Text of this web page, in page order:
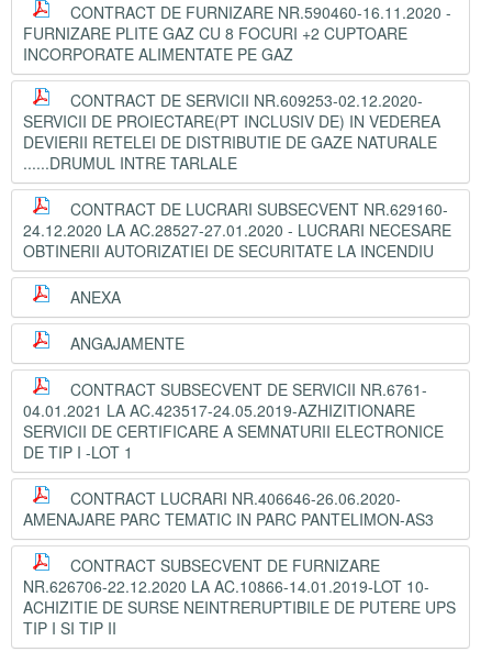
CONTRACT DE FURNIZARE NR.590460-16.11.2020 -
FURNIZARE PLITE GAZ CU 8 FOCURI +2 CUPTOARE
INCORPORATE ALIMENTATE PE GAZ
CONTRACT DE SERVICII NR.609253-02.12.2020-
SERVICII DE PROIECTARE(PT INCLUSIV DE) IN VEDEREA
DEVIERII RETELEI DE DISTRIBUTIE DE GAZE NATURALE
......DRUMUL INTRE TARLALE
CONTRACT DE LUCRARI SUBSECVENT NR.629160-
24.12.2020 LA AC.28527-27.01.2020 - LUCRARI NECESARE
OBTINERII AUTORIZATIEI DE SECURITATE LA INCENDIU
ANEXA
ANGAJAMENTE
CONTRACT SUBSECVENT DE SERVICII NR.6761-
04.01.2021 LA AC.423517-24.05.2019-AZHIZITIONARE
SERVICII DE CERTIFICARE A SEMNATURII ELECTRONICE
DE TIP I -LOT 1
CONTRACT LUCRARI NR.406646-26.06.2020-
AMENAJARE PARC TEMATIC IN PARC PANTELIMON-AS3
CONTRACT SUBSECVENT DE FURNIZARE
NR.626706-22.12.2020 LA AC.10866-14.01.2019-LOT 10-
ACHIZITIE DE SURSE NEINTRERUPTIBILE DE PUTERE UPS
TIP I SI TIP II